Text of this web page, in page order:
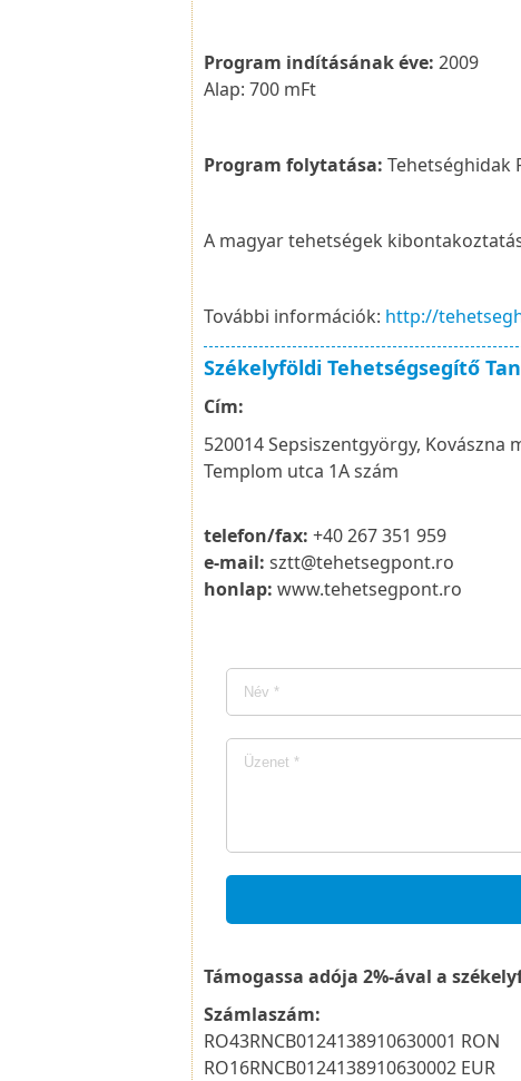
Program indításának éve: 2009
Alap: 700 mFt
Program folytatása: Tehetséghidak
A magyar tehetségek
További információk: http://
Székelyföldi Tehetségsegítő
Cím:
520014 Sepsiszentgyörgy, Kovászna
Templom utca 1A szám
telefon/fax: +40 267 351 959
e-mail: sztt@tehetsegpont.ro
honlap: www.tehetsegpont.ro
Támogassa adója 2%-ával a
Számlaszám:
RO43RNCB0124138910630001 RON
RO16RNCB0124138910630002 EUR